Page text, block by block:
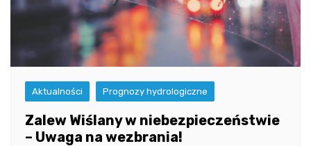
Aktualności Prognozy hydrologiczne
Zalew Wiślany w niebezpieczeństwie
– Uwaga na wezbrania!